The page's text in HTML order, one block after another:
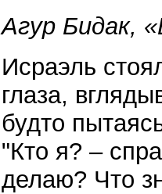
Агур Бидак,
Исраэль
глаза,
будто
"Кто я? –
делаю? Что